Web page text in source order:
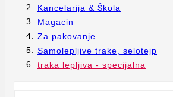
Kancelarija & Škola
Magacin
Za pakovanje
Samolepljive trake, selotejp
traka lepljiva - specijalna